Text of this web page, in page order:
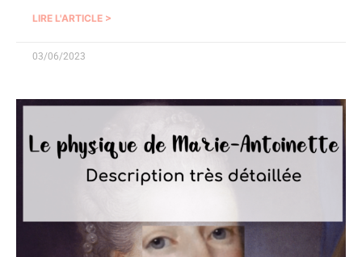
LIRE L'ARTICLE >
03/06/2023